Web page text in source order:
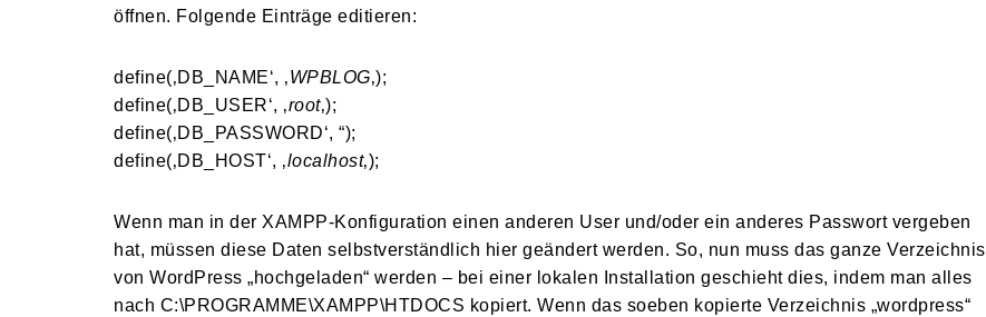
öffnen. Folgende Einträge editieren:
define(‚DB_NAME‘, ‚WPBLOG‚);
define(‚DB_USER‘, ‚root‚);
define(‚DB_PASSWORD‘, “);
define(‚DB_HOST‘, ‚localhost‚);
Wenn man in der XAMPP-Konfiguration einen anderen User und/oder ein anderes Passwort vergeben
hat, müssen diese Daten selbstverständlich hier geändert werden. So, nun muss das ganze Verzeichnis
von WordPress „hochgeladen“ werden – bei einer lokalen Installation geschieht dies, indem man alles
nach C:\PROGRAMME\XAMPP\HTDOCS kopiert. Wenn das soeben kopierte Verzeichnis „wordpress“